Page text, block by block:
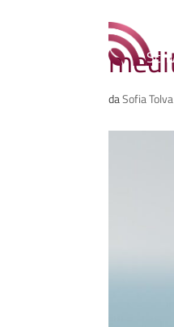
daSofia Tolva